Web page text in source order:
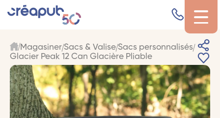
Magasiner Sacs & Valise Sacs personnalisés
Glacier Peak 12 Can Glacière Pliable